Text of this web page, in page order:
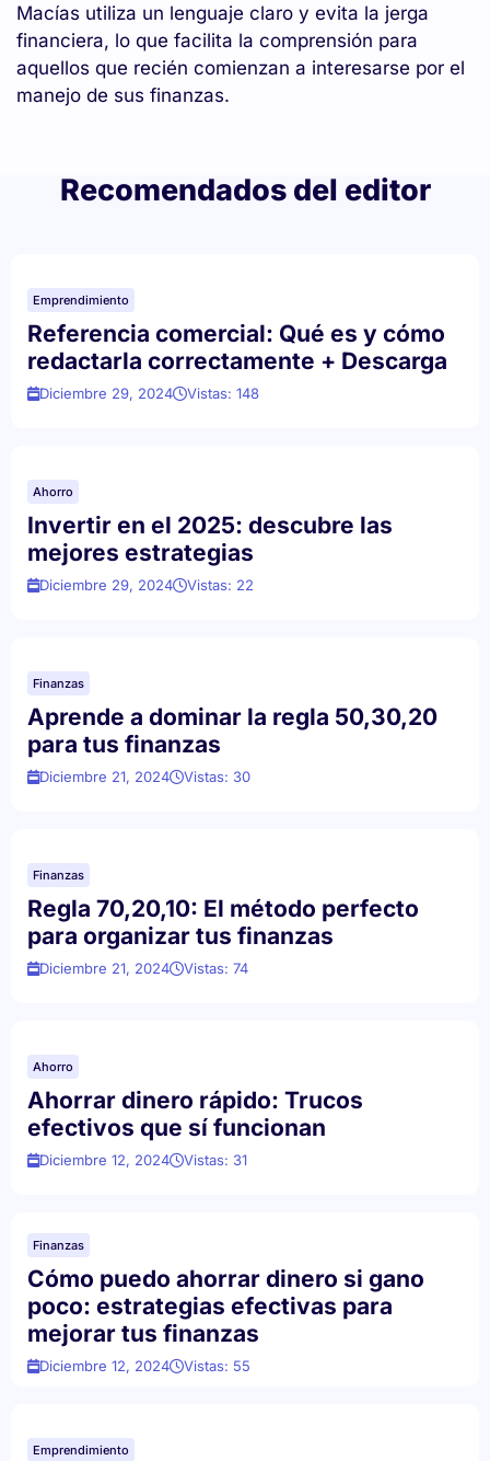
Macías utiliza un lenguaje claro y evita la jerga
financiera, lo que facilita la comprensión para
aquellos que recién comienzan a interesarse por el
manejo de sus finanzas.
Recomendados del editor
Emprendimiento
Referencia comercial: Qué es y cómo
redactarla correctamente + Descarga
Diciembre 29, 2024 Vistas: 148
Ahorro
Invertir en el 2025: descubre las
mejores estrategias
Diciembre 29, 2024 Vistas: 22
Finanzas
Aprende a dominar la regla 50,30,20
para tus finanzas
Diciembre 21, 2024 Vistas: 30
Finanzas
Regla 70,20,10: El método perfecto
para organizar tus finanzas
Diciembre 21, 2024 Vistas: 74
Ahorro
Ahorrar dinero rápido: Trucos
efectivos que sí funcionan
Diciembre 12, 2024 Vistas: 31
Finanzas
Cómo puedo ahorrar dinero si gano
poco: estrategias efectivas para
mejorar tus finanzas
Diciembre 12, 2024 Vistas: 55
Emprendimiento